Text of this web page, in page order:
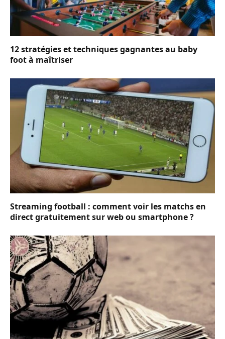
12 stratégies et techniques gagnantes au baby
foot à maîtriser
Streaming football : comment voir les matchs en
direct gratuitement sur web ou smartphone ?